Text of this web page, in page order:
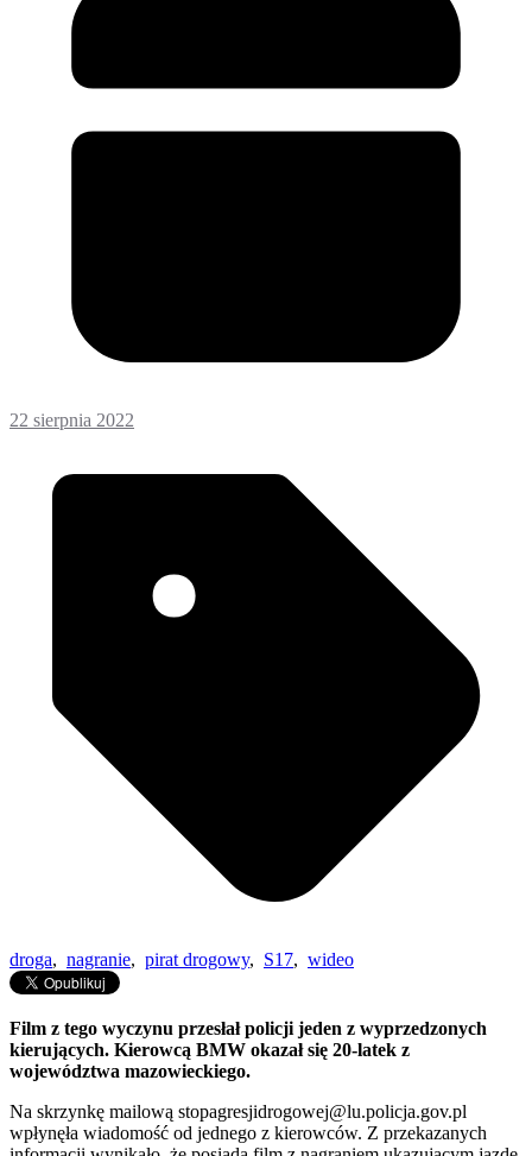
22 sierpnia 2022
droga, nagranie, pirat drogowy, S17, wideo
Film z tego wyczynu przesłał policji jeden z wyprzedzonych
kierujących. Kierowcą BMW okazał się 20-latek z
województwa mazowieckiego.
Na skrzynkę mailową stopagresjidrogowej@lu.policja.gov.pl
wpłynęła wiadomość od jednego z kierowców. Z przekazanych